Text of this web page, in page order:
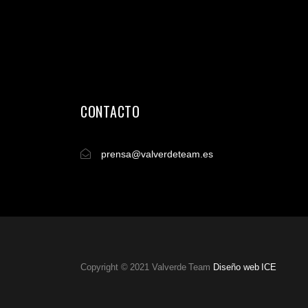
CONTACTO
prensa@valverdeteam.es
Copyright © 2021 Valverde Team Diseño web ICE